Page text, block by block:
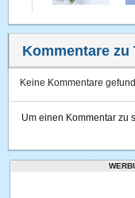
Kommentare zu
Keine Kommentare
Um einen Kommentar zu